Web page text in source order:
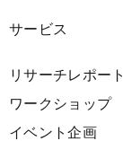
サービス
リサーチレポート
ワークショップ
イベント企画